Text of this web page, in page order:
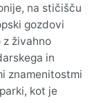
na stičišču
gozdovi
z živahno
in
znamenitostmi
kot je